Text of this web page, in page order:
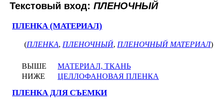
Текстовый вход: ПЛЕНОЧНЫЙ
ПЛЕНКА (МАТЕРИАЛ)
(ПЛЕНКА, ПЛЕНОЧНЫЙ, ПЛЕНОЧНЫЙ МАТЕРИАЛ)
ВЫШЕ
МАТЕРИАЛ, ТКАНЬ
НИЖЕ
ЦЕЛЛОФАНОВАЯ ПЛЕНКА
ПЛЕНКА ДЛЯ СЪЕМКИ